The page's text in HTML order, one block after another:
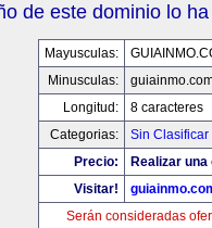
de este dominio lo
Mayusculas:
Minusculas:
Longitud:
8 caracteres
Categorias:
Sin Clasificar
Precio:
Realizar
Visitar!
Serán consideradas